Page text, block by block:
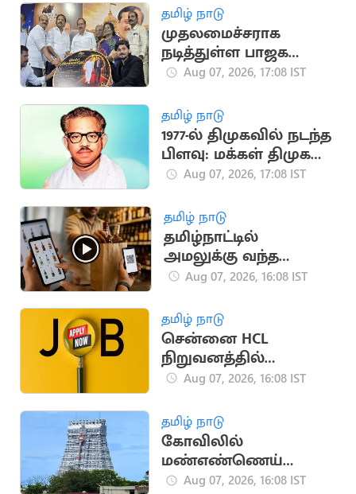
தமிழ் நாடு
முதலமைச்சராக
நடித்துள்ள பாஜக
மூத்த தலைவர்
Aug 07, 2026, 17:08 IST
தமிழ் நாடு
1977-ல் திமுகவில் நடந்த
பிளவு: மக்கள் திமுக
உருவான வரலாறு!
Aug 07, 2026, 17:08 IST
தமிழ் நாடு
தமிழ்நாட்டில்
அமலுக்கு வந்த
ஆன்லைன் மது
தகவல்
Aug 07, 2026, 16:08 IST
தமிழ் நாடு
சென்னை HCL
நிறுவனத்தில்
வேலைவாய்ப்பு:
நேர்முகத் தேர்வு!
Aug 07, 2026, 16:08 IST
தமிழ் நாடு
கோவிலில்
மண்எண்ணெய்
ஊற்றி தீக்குளித்த
Aug 07, 2026, 16:08 IST